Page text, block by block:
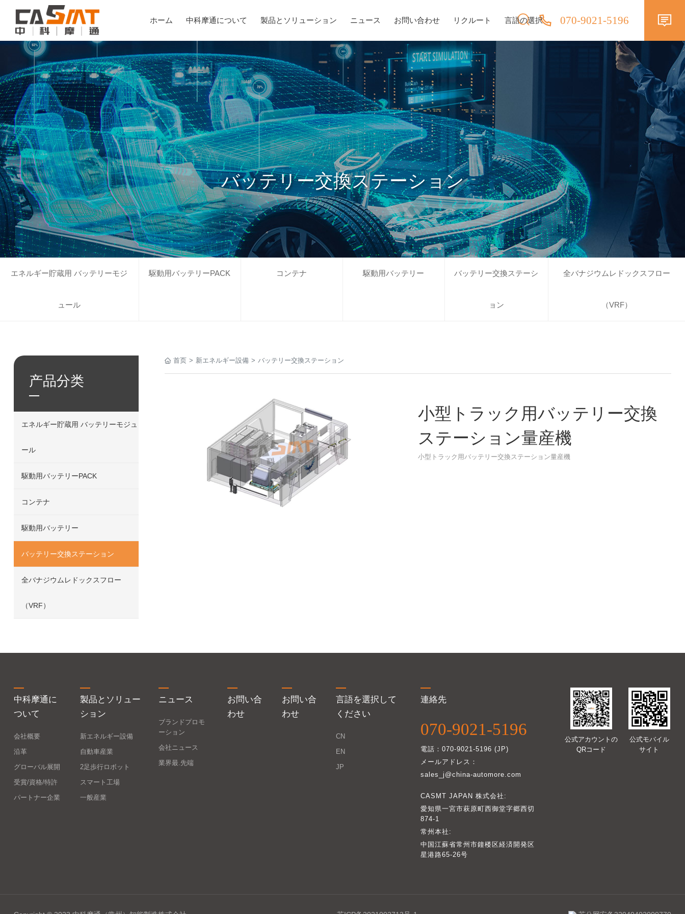
ホーム 中科摩通について 製品とソリューション ニュース お問い合わせ リクルート 言語の選択 070-9021-5196
バッテリー交換ステーション
エネルギー貯蔵用 バッテリーモジ
ュール
駆動用バッテリーPACK コンテナ 駆動用バッテリー バッテリー交換ステーシ
ョン
全バナジウムレドックスフロー
（VRF）
产品分类
エネルギー貯蔵用 バッテリーモジュ
ール
駆動用バッテリーPACK
コンテナ
駆動用バッテリー
バッテリー交換ステーション
全バナジウムレドックスフロー
（VRF）
首页 > 新エネルギー設備 > バッテリー交換ステーション
小型トラック用バッテリー交換
ステーション量産機
小型トラック用バッテリー交換ステーション量産機
中科摩通に
ついて
会社概要
沿革
グローバル展開
受賞/資格/特許
パートナー企業
製品とソリュー
ション
新エネルギー設備
自動車産業
2足歩行ロボット
スマート工場
一般産業
ニュース
ブランドプロモ
ーション
会社ニュース
業界最.先端
お問い合
わせ
お問い合
わせ
言語を選択して
ください
CN
EN
JP
連絡先
070-9021-5196
電話：070-9021-5196 (JP)
メールアドレス：
sales_j@china-automore.com
CASMT JAPAN 株式会社:
愛知県一宮市萩原町西御堂字郷西切
874-1
常州本社:
中国江蘇省常州市鐘楼区経済開発区
星港路65-26号
公式アカウントの
QRコード
公式モバイル
サイト